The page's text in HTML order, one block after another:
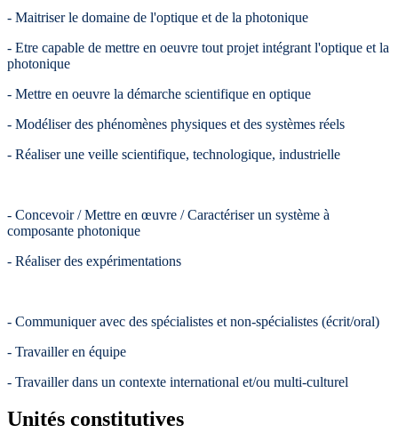
- Maitriser le domaine de l'optique et de la photonique
- Etre capable de mettre en oeuvre tout projet intégrant l'optique et la
photonique
- Mettre en oeuvre la démarche scientifique en optique
- Modéliser des phénomènes physiques et des systèmes réels
- Réaliser une veille scientifique, technologique, industrielle
- Concevoir / Mettre en œuvre / Caractériser un système à
composante photonique
- Réaliser des expérimentations
- Communiquer avec des spécialistes et non-spécialistes (écrit/oral)
- Travailler en équipe
- Travailler dans un contexte international et/ou multi-culturel
Unités constitutives